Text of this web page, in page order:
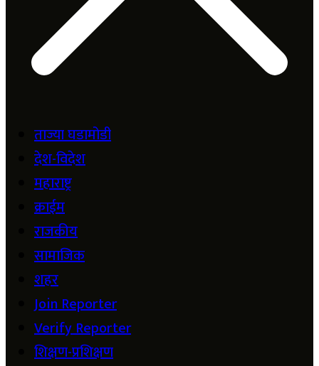
ताज्या घडामोडी
देश-विदेश
महाराष्ट्र
क्राईम
राजकीय
सामाजिक
शहर
Join Reporter
Verify Reporter
शिक्षण-प्रशिक्षण